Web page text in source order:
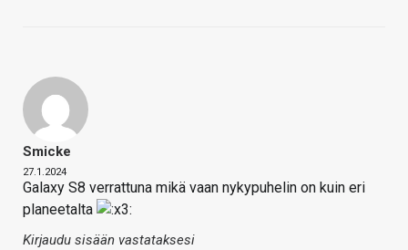
Smicke
27.1.2024
Galaxy S8 verrattuna mikä vaan nykypuhelin on kuin eri
planeetalta
Kirjaudu sisään vastataksesi